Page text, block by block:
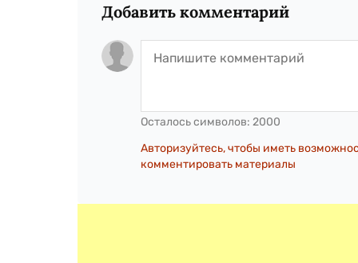
Добавить комментарий
Осталось символов: 2000
Авторизуйтесь, чтобы иметь
комментировать материалы